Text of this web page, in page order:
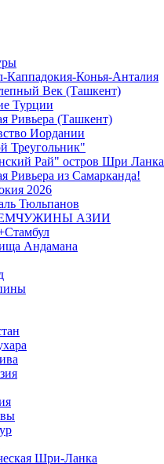
Каппадокия-Конья-Анталия
Век (Ташкент)
Турции
Ривьера (Ташкент)
Иордании
Треугольник"
Рай" остров Шри Ланка
Ривьера из Самарканда!
2026
Тюльпанов
АЗИИ
Андамана
Шри-Ланка